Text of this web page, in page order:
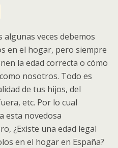
m
p
ar
ti
r
veces debemos
en el hogar, pero siempre
la edad correcta o cómo
nosotros. Todo es
de tus hijos, del
etc. Por lo cual
esta novedosa
¿Existe una edad legal
en el hogar en España?